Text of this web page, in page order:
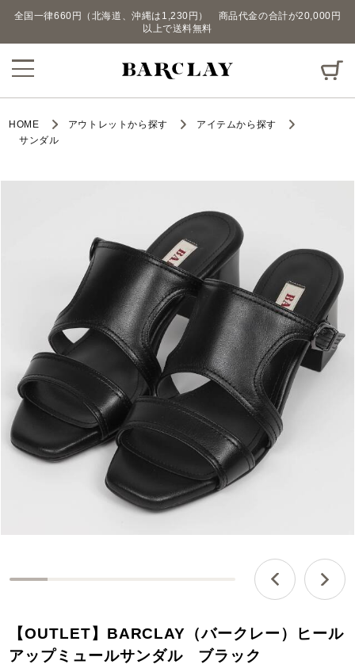
全国一律660円（北海道、沖縄は1,230円） 商品代金の合計が20,000円
以上で送料無料
HOME アウトレットから探す
アイテムから探す
サンダル
0
m
p
【OUTLET】BARCLAY（バークレー）ヒール
アップミュールサンダル ブラック